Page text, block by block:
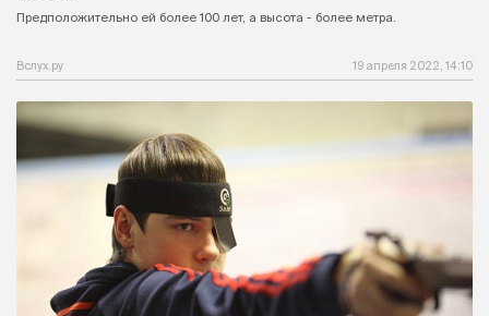
Предположительно ей более 100 лет, а высота - более метра.
Вслух.ру 19 апреля 2022, 14:10